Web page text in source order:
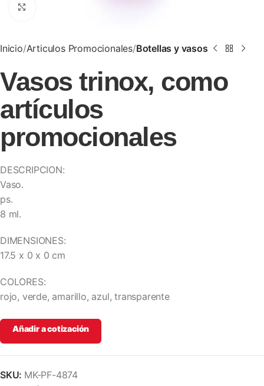
Inicio Articulos Promocionales Botellas y vasos
Vasos trinox, como
artículos
promocionales
DESCRIPCION:
Vaso.
ps.
8 ml.
DIMENSIONES:
17.5 x 0 x 0 cm
COLORES:
rojo, verde, amarillo, azul, transparente
Añadir a cotización
SKU: MK-PF-4874